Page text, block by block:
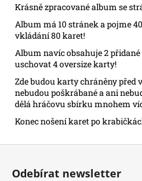
Krásně zpracované album se
Album má 10 stránek a pojme
vkládání 80 karet!
Album navíc obsahuje 2
uschovat 4 oversize karty!
Zde budou karty chráněny před
nebudou poškrábané a ani
dělá hráčovu sbírku mnohem
Konec nošení karet po
Z
Odebírat newsletter